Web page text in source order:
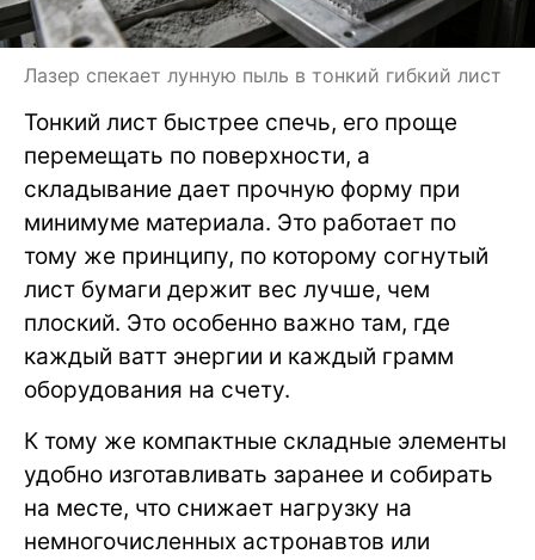
Лазер спекает лунную пыль в тонкий гибкий лист
Тонкий лист быстрее спечь, его проще
перемещать по поверхности, а
складывание дает прочную форму при
минимуме материала. Это работает по
тому же принципу, по которому согнутый
лист бумаги держит вес лучше, чем
плоский. Это особенно важно там, где
каждый ватт энергии и каждый грамм
оборудования на счету.
К тому же компактные складные элементы
удобно изготавливать заранее и собирать
на месте, что снижает нагрузку на
немногочисленных астронавтов или